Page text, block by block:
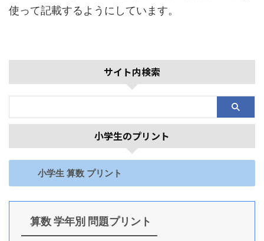
使って記載するようにしています。
サイト内検索
小学生のプリント
小学生 算数 プリント
算数 学年別 問題プリント